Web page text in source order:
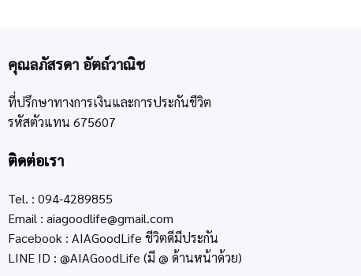
คุณลภัสรดา อัตถ์วาณิช
ที่ปรึกษาทางการเงินและการประกันชีวิต
รหัสตัวแทน 675607
ติดต่อเรา
Tel. : 094-4289855
Email : aiagoodlife@gmail.com
Facebook : AIAGoodLife ชีวิตดีมีประกัน
LINE ID : @AIAGoodLife (มี @ ด้านหน้าด้วย)